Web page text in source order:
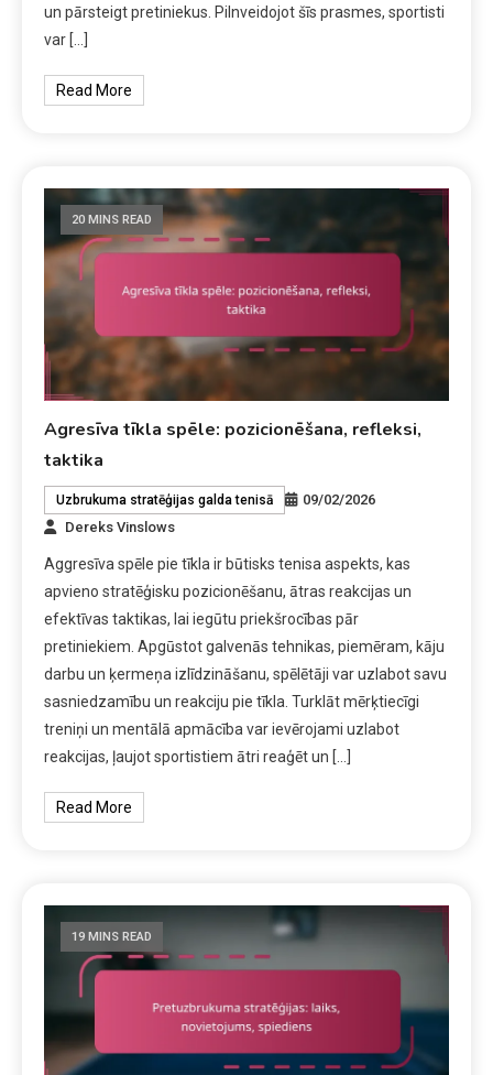
un pārsteigt pretiniekus. Pilnveidojot šīs prasmes, sportisti
var […]
Read More
20 MINS READ
Agresīva tīkla spēle: pozicionēšana, refleksi,
taktika
Uzbrukuma stratēģijas galda tenisā
09/02/2026
Dereks Vinslows
Aggresīva spēle pie tīkla ir būtisks tenisa aspekts, kas
apvieno stratēģisku pozicionēšanu, ātras reakcijas un
efektīvas taktikas, lai iegūtu priekšrocības pār
pretiniekiem. Apgūstot galvenās tehnikas, piemēram, kāju
darbu un ķermeņa izlīdzināšanu, spēlētāji var uzlabot savu
sasniedzamību un reakciju pie tīkla. Turklāt mērķtiecīgi
treniņi un mentālā apmācība var ievērojami uzlabot
reakcijas, ļaujot sportistiem ātri reaģēt un […]
Read More
19 MINS READ